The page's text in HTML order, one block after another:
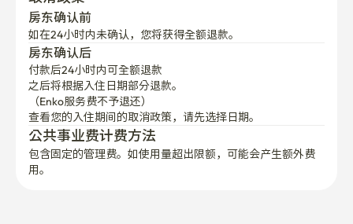
房东确认前
如在24小时内未确认，您将获得全额退款。
房东确认后
付款后24小时内可全额退款
之后将根据入住日期部分退款。
（Enko服务费不予退还）
查看您的入住期间的取消政策，请先选择日期。
公共事业费计费方法
包含固定的管理费。如使用量超出限额，可能会产生额外费
用。